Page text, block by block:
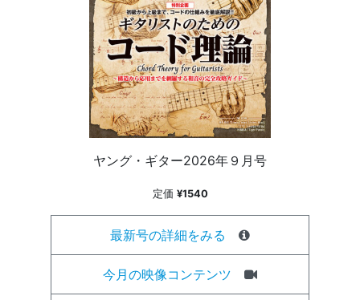
ヤング・ギター2026年９月号
定価 ¥1540
最新号の詳細をみる
今月の映像コンテンツ